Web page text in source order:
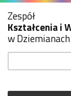
Zespół
Kształcenia i
w Dziemianach